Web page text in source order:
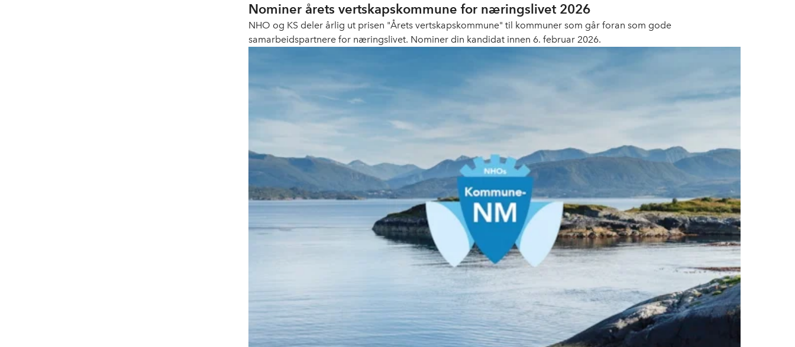
Nominer årets vertskapskommune for næringslivet 2026
NHO og KS deler årlig ut prisen "Årets vertskapskommune" til kommuner som går foran som gode
samarbeidspartnere for næringslivet. Nominer din kandidat innen 6. februar 2026.